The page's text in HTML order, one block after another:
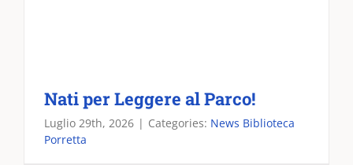
Nati per Leggere al Parco!
Luglio 29th, 2026 | Categories: News Biblioteca
Porretta